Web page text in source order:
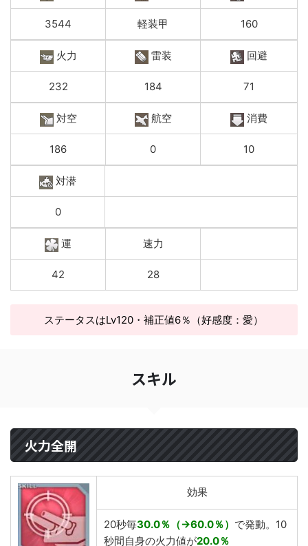
3544 軽装甲 160
火力 雷装 回避
232 184 71
対空 航空 消費
186 0 10
対潜
0
運 速力
42 28
ステータスはLv120・補正値6％（好感度：愛）
スキル
火力全開
効果
20秒毎30.0％（→60.0％） で発動。10
秒間自身の火力値が20.0％